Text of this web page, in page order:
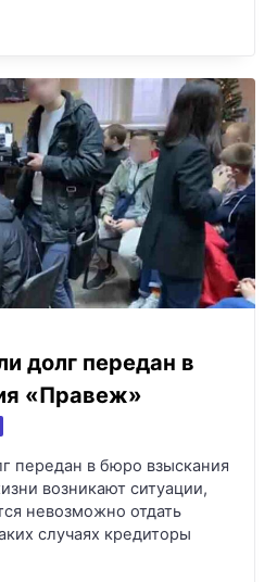
долг передан в
«Правеж»
передан в бюро взыскания
возникают ситуации,
невозможно отдать
случаях кредиторы